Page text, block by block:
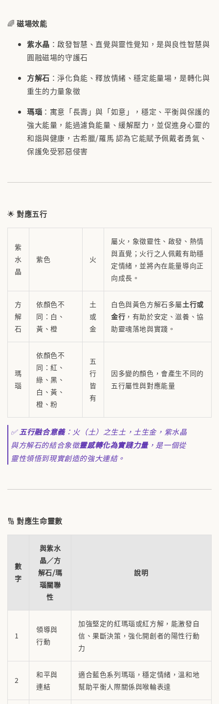
🌈磁場效能
紫水晶 ：啟發智慧、直覺與靈性覺知，是與良性智慧與
圓融磁場的守護石
方解石 ：淨化負能、釋放情緒、穩定能量場，是轉化與
重生的力量象徵
瑪瑙 ：寓意「長壽」與「如意」，穩定、平衡與保護的
強大能量，能過濾負能量、緩解壓力，並促進身心靈的
和諧與健康，古希臘/羅馬 認為它能賦予佩戴者勇氣、
保護免受邪惡侵害
🌟對應五行
紫
水
晶
紫色 火
屬火，象徵靈性、啟發、熱情
與直覺；火行之人佩戴有助穩
定情緒，並將內在能量導向正
向成長。
方
解
石
依顏色不
同：白、
黃、橙
土
或
金
白色與黃色方解石多屬土行或
金行 ，有助於安定、滋養、協
助靈魂落地與實踐。
瑪
瑙
依顏色不
同：紅、
綠、黑、
白、黃、
橙、粉
五
行
皆
有
因多變的顏色，會產生不同的
五行屬性與對應能量
✅五行融合意義：火（土）之生土，土生金，紫水晶
與方解石的結合象徵靈感轉化為實踐力量，是一個從
靈性領悟到現實創造的強大連結。
🔢對應生命靈數
數
字
與紫水
晶／方
解石/瑪
瑙關聯
性
說明
1
領導與
行動
加強堅定的紅瑪瑙或紅方解，能激發自
信、果斷決策，強化開創者的陽性行動
力
2
和平與
連結
適合藍色系列瑪瑙，穩定情緒，溫和地
幫助平衡人際關係與喉輪表達